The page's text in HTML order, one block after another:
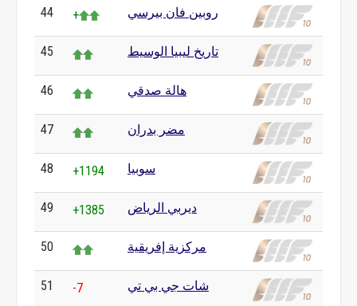
44 + روبين فان بيرسي
45 تاريخ ليبيا الوسيط
46 هالة صدقي
47 مضر بدران
48 +1194 سوبيا
49 +1385 ديربي الرياض
50 مركزية إفريقية
51 -7 شات جي بي تي